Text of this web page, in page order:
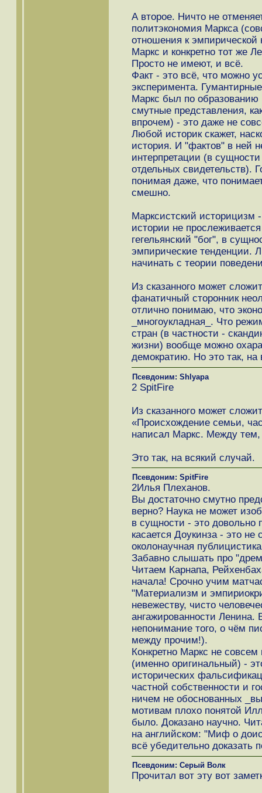
А второе. Ничто не
политэкономия Маркса
отношения к эмпирической
Маркс и конкретно тот же
Просто не имеют, и всё.
Факт - это всё, что можно
эксперимента.
Маркс был по
смутные представления,
впрочем) - это даже не
Любой историк скажет,
история. И "фактов" в ней
интерпретации (в
отдельных свидетельств).
понимая даже, что
смешно.
Марксистский историцизм
истории не
гегельянский "бог", в
эмпирические тенденции.
начинать с теории
Из сказанного может
фанатичный сторонник
отлично понимаю, что
_многоукладная_. Что
стран (в частности -
жизни) вообще можно
демократию. Но это так, на
Псевдоним: Shlyapa
2 SpitFire
Из сказанного может
«Происхождение семьи,
написал Маркс. Между тем,
Это так, на всякий случай.
Псевдоним: SpitFire
2Илья Плеханов.
Вы достаточно смутно
верно? Наука не может
в сущности - это довольно
касается Доукинза - это не
околонаучная
Забавно слышать про
Читаем Карнапа,
начала! Срочно учим
"Материализм и
невежеству, чисто
ангажированности Ленина.
непонимание того, о чём
между прочим!).
Конкретно Маркс не
(именно оригинальный) -
исторических
частной собственности и
ничем не обоснованных
мотивам плохо понятой
было. Доказано научно.
на английском: "Миф о
всё убедительно доказать
Псевдоним: Серый Волк
Прочитал вот эту вот